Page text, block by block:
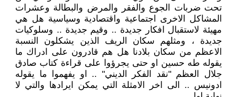
تحت ضربات الجوع والفقر والمرض والبطالة وعشرات
المشاكل الاخرى اجتماعية واقتصادية وسياسية هل هي
مهيئة لاستقبال افكار جديدة .. وقيم جديدة .. وسلوكيات
جديدة ، ومثلهم سكان الريف الذين يشكلون النسبة
الاعظم من سكان بلادنا هل هم قادرون على ادراك ما
يقوله طه حسين او حتى يجرؤوا على قراءة كتاب صادق
جلال العظم "نقد الفكر الديني" .. او يفهموا ما يقوله
ادونيس .. الى اخر الامثلة التي يمكن ايرادها والتي لا